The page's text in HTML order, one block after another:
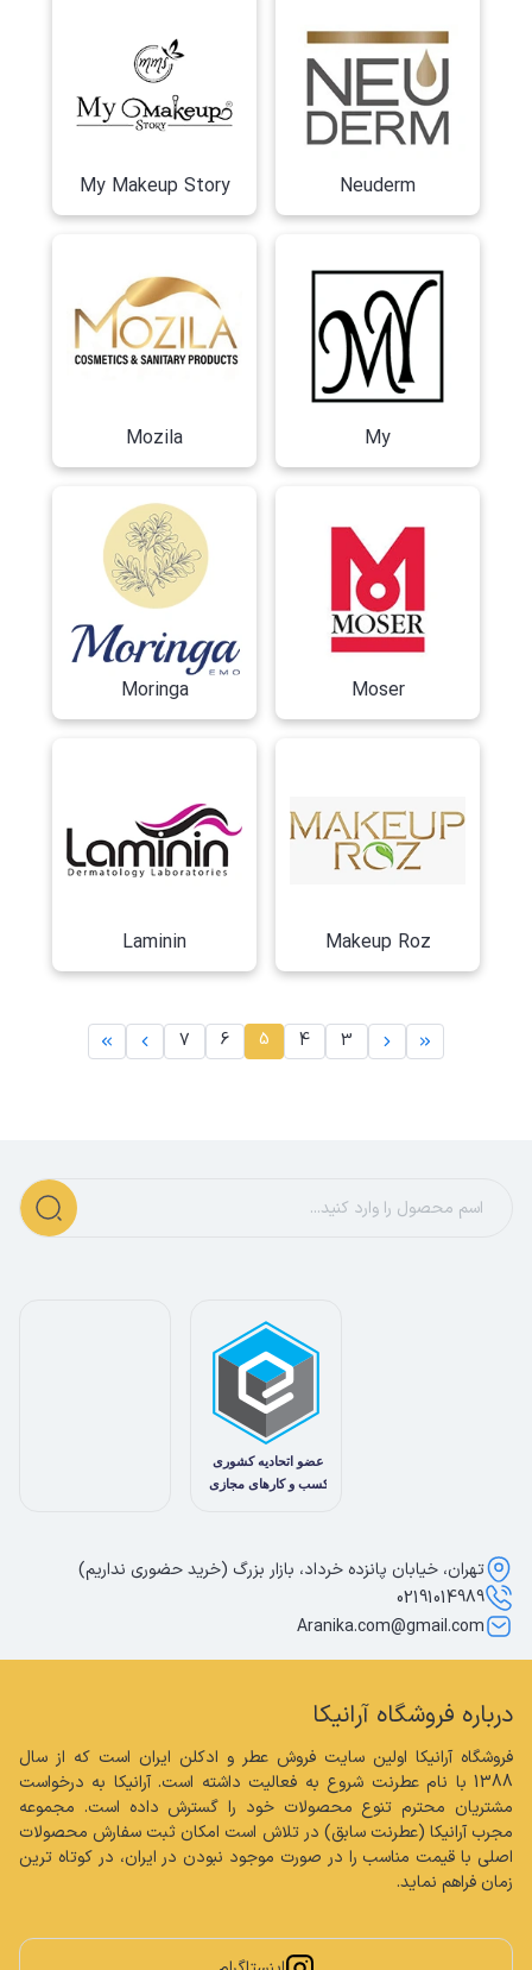
Neuderm
My Makeup Story
My
Mozila
Moser
Moringa
Makeup Roz
Laminin
3
4
5
6
7
درباره فروشگاه آرانیکا
زمان فراهم نماید.
تهران، خیابان پانزده خرداد، بازار بزرگ (خرید حضوری نداریم)
02191014989
Aranika.com@gmail.com